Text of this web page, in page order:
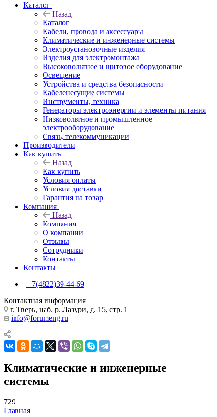
Каталог
Назад
Каталог
Кабели, провода и аксессуары
Климатические и инженерные системы
Электроустановочные изделия
Изделия для электромонтажа
Высоковольтное и щитовое оборудование
Освещение
Устройства и средства безопасности
Кабеленесущие системы
Инструменты, техника
Генераторы электроэнергии и элементы питания
Низковольтное и промышленное
электрооборудование
Связь, телекоммуникации
Производители
Как купить
Назад
Как купить
Условия оплаты
Условия доставки
Гарантия на товар
Компания
Назад
Компания
О компании
Отзывы
Сотрудники
Контакты
Контакты
+7(4822)39-44-69
Контактная информация
г. Тверь, наб. р. Лазури, д. 15, стр. 1
info@forumeng.ru
Климатические и инженерные
системы
729
Главная